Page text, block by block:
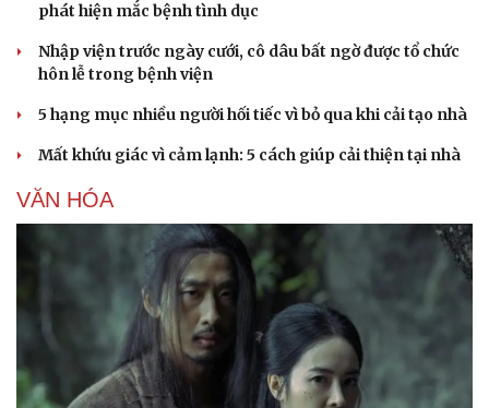
phát hiện mắc bệnh tình dục
Nhập viện trước ngày cưới, cô dâu bất ngờ được tổ chức
hôn lễ trong bệnh viện
5 hạng mục nhiều người hối tiếc vì bỏ qua khi cải tạo nhà
Mất khứu giác vì cảm lạnh: 5 cách giúp cải thiện tại nhà
VĂN HÓA